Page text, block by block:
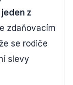
z
zdaňovacím
se rodiče
slevy